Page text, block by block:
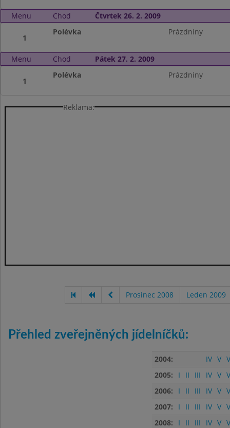
Menu Chod Čtvrtek 26. 2. 2009
1
Polévka Prázdniny
Menu Chod Pátek 27. 2. 2009
1
Polévka Prázdniny
Reklama:
Prosinec 2008 Leden 2009
Přehled zveřejněných jídelníčků:
2004: IV V
2005:
I II III IV V
2006:
I II III IV V
2007:
I II III IV V
2008:
I II III IV V